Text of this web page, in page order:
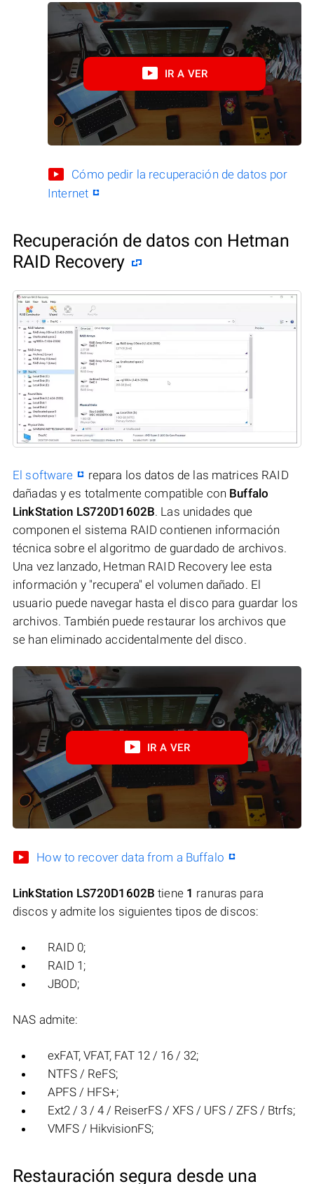
IR A VER
Cómo pedir la recuperación de datos por
Internet
Recuperación de datos con Hetman
RAID Recovery
El software
repara los datos de las matrices RAID
dañadas y es totalmente compatible con Buffalo
LinkStation LS720D1602B. Las unidades que
componen el sistema RAID contienen información
técnica sobre el algoritmo de guardado de archivos.
Una vez lanzado, Hetman RAID Recovery lee esta
información y "recupera" el volumen dañado. El
usuario puede navegar hasta el disco para guardar los
archivos. También puede restaurar los archivos que
se han eliminado accidentalmente del disco.
IR A VER
How to recover data from a Buffalo
LinkStation LS720D1602B tiene 1 ranuras para
discos y admite los siguientes tipos de discos:
RAID 0;
RAID 1;
JBOD;
NAS admite:
exFAT, VFAT, FAT 12 / 16 / 32;
NTFS / ReFS;
APFS / HFS+;
Ext2 / 3 / 4 / ReiserFS / XFS / UFS / ZFS / Btrfs;
VMFS / HikvisionFS;
Restauración segura desde una